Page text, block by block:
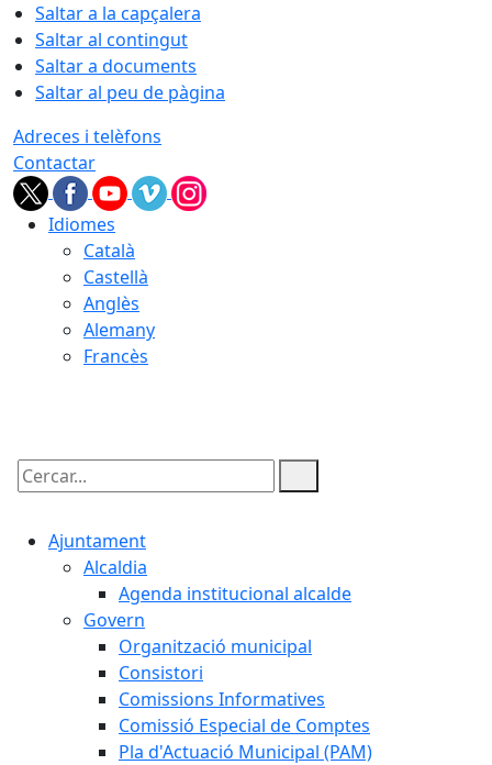
Saltar a la capçalera
Saltar al contingut
Saltar a documents
Saltar al peu de pàgina
Adreces i telèfons
Contactar
Idiomes
Català
Castellà
Anglès
Alemany
Francès
Cercar:
Ajuntament
Alcaldia
Agenda institucional alcalde
Govern
Organització municipal
Consistori
Comissions Informatives
Comissió Especial de Comptes
Pla d'Actuació Municipal (PAM)